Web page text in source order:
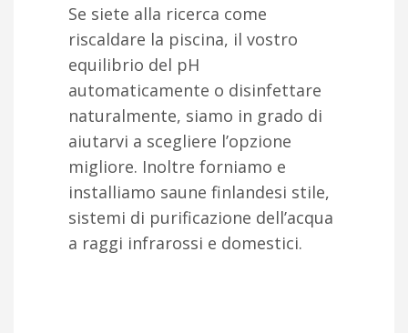
Se siete alla ricerca come
riscaldare la piscina, il vostro
equilibrio del pH
automaticamente o disinfettare
naturalmente, siamo in grado di
aiutarvi a scegliere l’opzione
migliore. Inoltre forniamo e
installiamo saune finlandesi stile,
sistemi di purificazione dell’acqua
a raggi infrarossi e domestici.